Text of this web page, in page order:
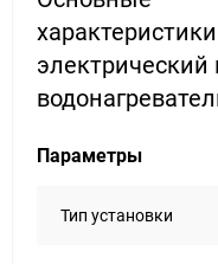
Параметры
Тип установки